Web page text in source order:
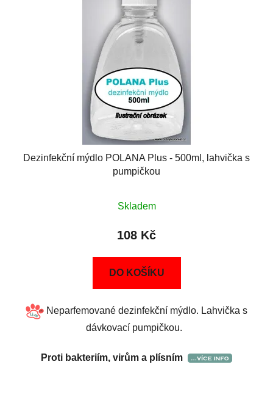
Dezinfekční mýdlo POLANA Plus - 500ml, lahvička s
pumpičkou
Skladem
108 Kč
DO KOŠÍKU
Neparfemované dezinfekční mýdlo. Lahvička s
dávkovací pumpičkou.
Proti bakteriím, virům a plísním